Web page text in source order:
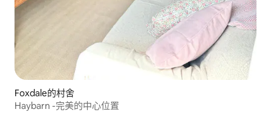
Foxdale的村舍
Haybarn -完美的中心位置